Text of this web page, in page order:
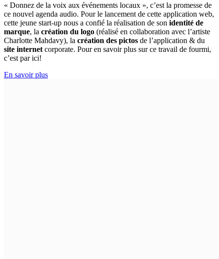
« Donnez de la voix aux événements locaux », c’est la promesse de
ce nouvel agenda audio. Pour le lancement de cette application web,
cette jeune start-up nous a confié la réalisation de son identité de
marque, la création du logo (réalisé en collaboration avec l’artiste
Charlotte Mahdavy), la création des pictos de l’application & du
site internet corporate. Pour en savoir plus sur ce travail de fourmi,
c’est par ici!
En savoir plus